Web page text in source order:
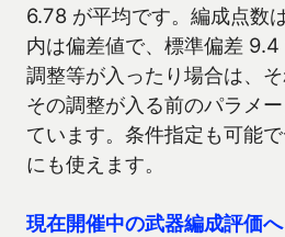
6.78 が平均です。編成点数
内は偏差値で、標準偏差
調整等が入ったり場合は、
その調整が入る前のパラメ
ています。条件指定も可能
にも使えます。
現在開催中の武器編成評価へ